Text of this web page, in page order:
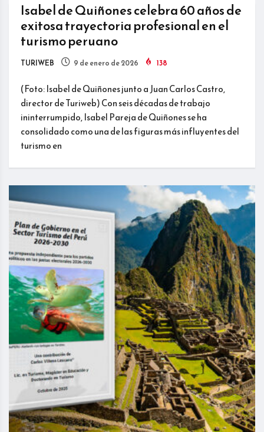
Isabel de Quiñones celebra 60 años de
exitosa trayectoria profesional en el
turismo peruano
TURIWEB 9 de enero de 2026 138
(Foto: Isabel de Quiñones junto a Juan Carlos Castro,
director de Turiweb) Con seis décadas de trabajo
ininterrumpido, Isabel Pareja de Quiñones se ha
consolidado como una de las figuras más influyentes del
turismo en